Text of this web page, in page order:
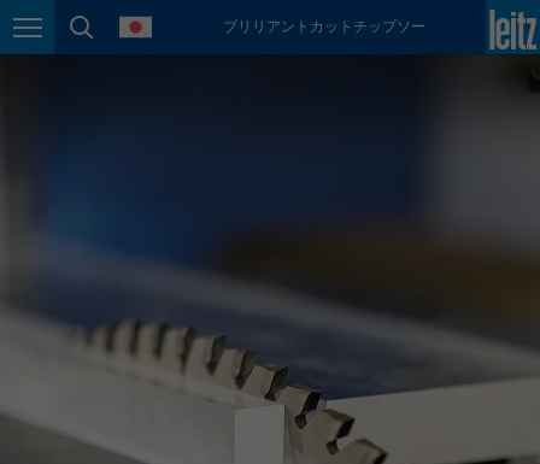
Page navigation
page search
languageブリリアントカットチップソー
México
Portugal
português
România